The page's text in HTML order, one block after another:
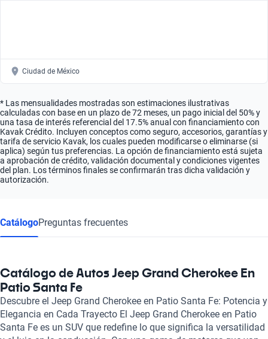
Ciudad de México
* Las mensualidades mostradas son estimaciones ilustrativas
calculadas con base en un plazo de 72 meses, un pago inicial del 50% y
una tasa de interés referencial del 17.5% anual con financiamiento con
Kavak Crédito. Incluyen conceptos como seguro, accesorios, garantías y
tarifa de servicio Kavak, los cuales pueden modificarse o eliminarse (si
aplica) según tus preferencias. La opción de financiamiento está sujeta
a aprobación de crédito, validación documental y condiciones vigentes
del plan. Los términos finales se confirmarán tras dicha validación y
autorización.
CatálogoPreguntas frecuentes
Catálogo de Autos Jeep Grand Cherokee En
Patio Santa Fe
Descubre el Jeep Grand Cherokee en Patio Santa Fe: Potencia y
Elegancia en Cada Trayecto El Jeep Grand Cherokee en Patio
Santa Fe es un SUV que redefine lo que significa la versatilidad